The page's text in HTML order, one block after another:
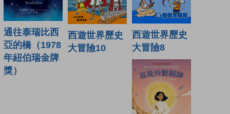
通往泰瑞比西
亞的橋（1978
年紐伯瑞金牌
獎）
西遊世界歷史
大冒險10
西遊世界歷史
大冒險8